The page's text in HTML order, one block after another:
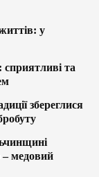
у
сприятливі та
збереглися
– медовий